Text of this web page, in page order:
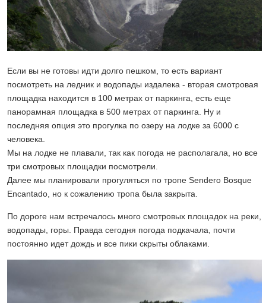
Если вы не готовы идти долго пешком, то есть вариант
посмотреть на ледник и водопады издалека - вторая смотровая
площадка находится в 100 метрах от паркинга, есть еще
панорамная площадка в 500 метрах от паркинга. Ну и
последняя опция это прогулка по озеру на лодке за 6000 с
человека.
Мы на лодке не плавали, так как погода не располагала, но все
три смотровых площадки посмотрели.
Далее мы планировали прогуляться по тропе Sendero Bosque
Encantado, но к сожалению тропа была закрыта.
По дороге нам встречалось много смотровых площадок на реки,
водопады, горы. Правда сегодня погода подкачала, почти
постоянно идет дождь и все пики скрыты облаками.